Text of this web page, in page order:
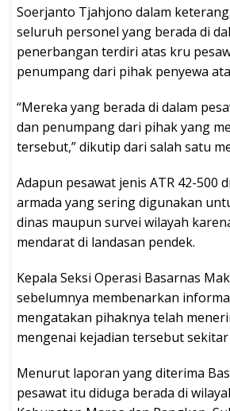
Soerjanto Tjahjono dalam
seluruh personel yang berada di
penerbangan terdiri atas kru
penumpang dari pihak penyewa
“Mereka yang berada di dalam
dan penumpang dari pihak yang
tersebut,” dikutip dari salah satu
Adapun pesawat jenis ATR 42-500
armada yang sering digunakan
dinas maupun survei wilayah
mendarat di landasan pendek.
Kepala Seksi Operasi Basarnas
sebelumnya membenarkan
mengatakan pihaknya telah
mengenai kejadian tersebut sekitar
Menurut laporan yang diterima
pesawat itu diduga berada di